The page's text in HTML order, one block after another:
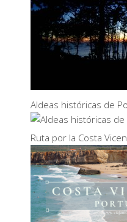
Aldeas históricas de
Ruta por la Costa